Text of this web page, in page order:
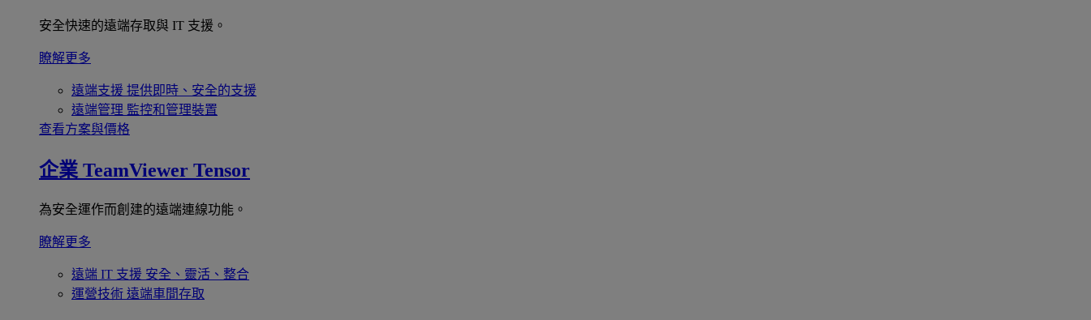
安全快速的遠端存取與 IT 支援。
瞭解更多
遠端支援 提供即時、安全的支援
遠端管理 監控和管理裝置
查看方案與價格
企業 TeamViewer Tensor
為安全運作而創建的遠端連線功能。
瞭解更多
遠端 IT 支援 安全、靈活、整合
運營技術 遠端車間存取